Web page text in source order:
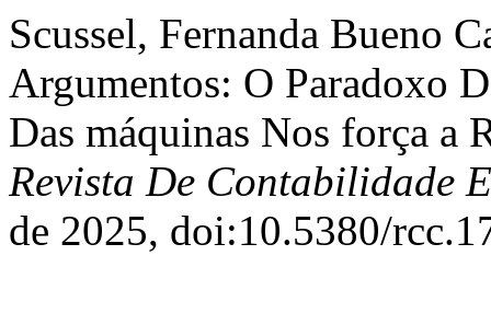
Scussel, Fernanda Bueno
Argumentos: O Paradoxo
Das máquinas Nos força a
Revista De Contabilidade
de 2025, doi:10.5380/